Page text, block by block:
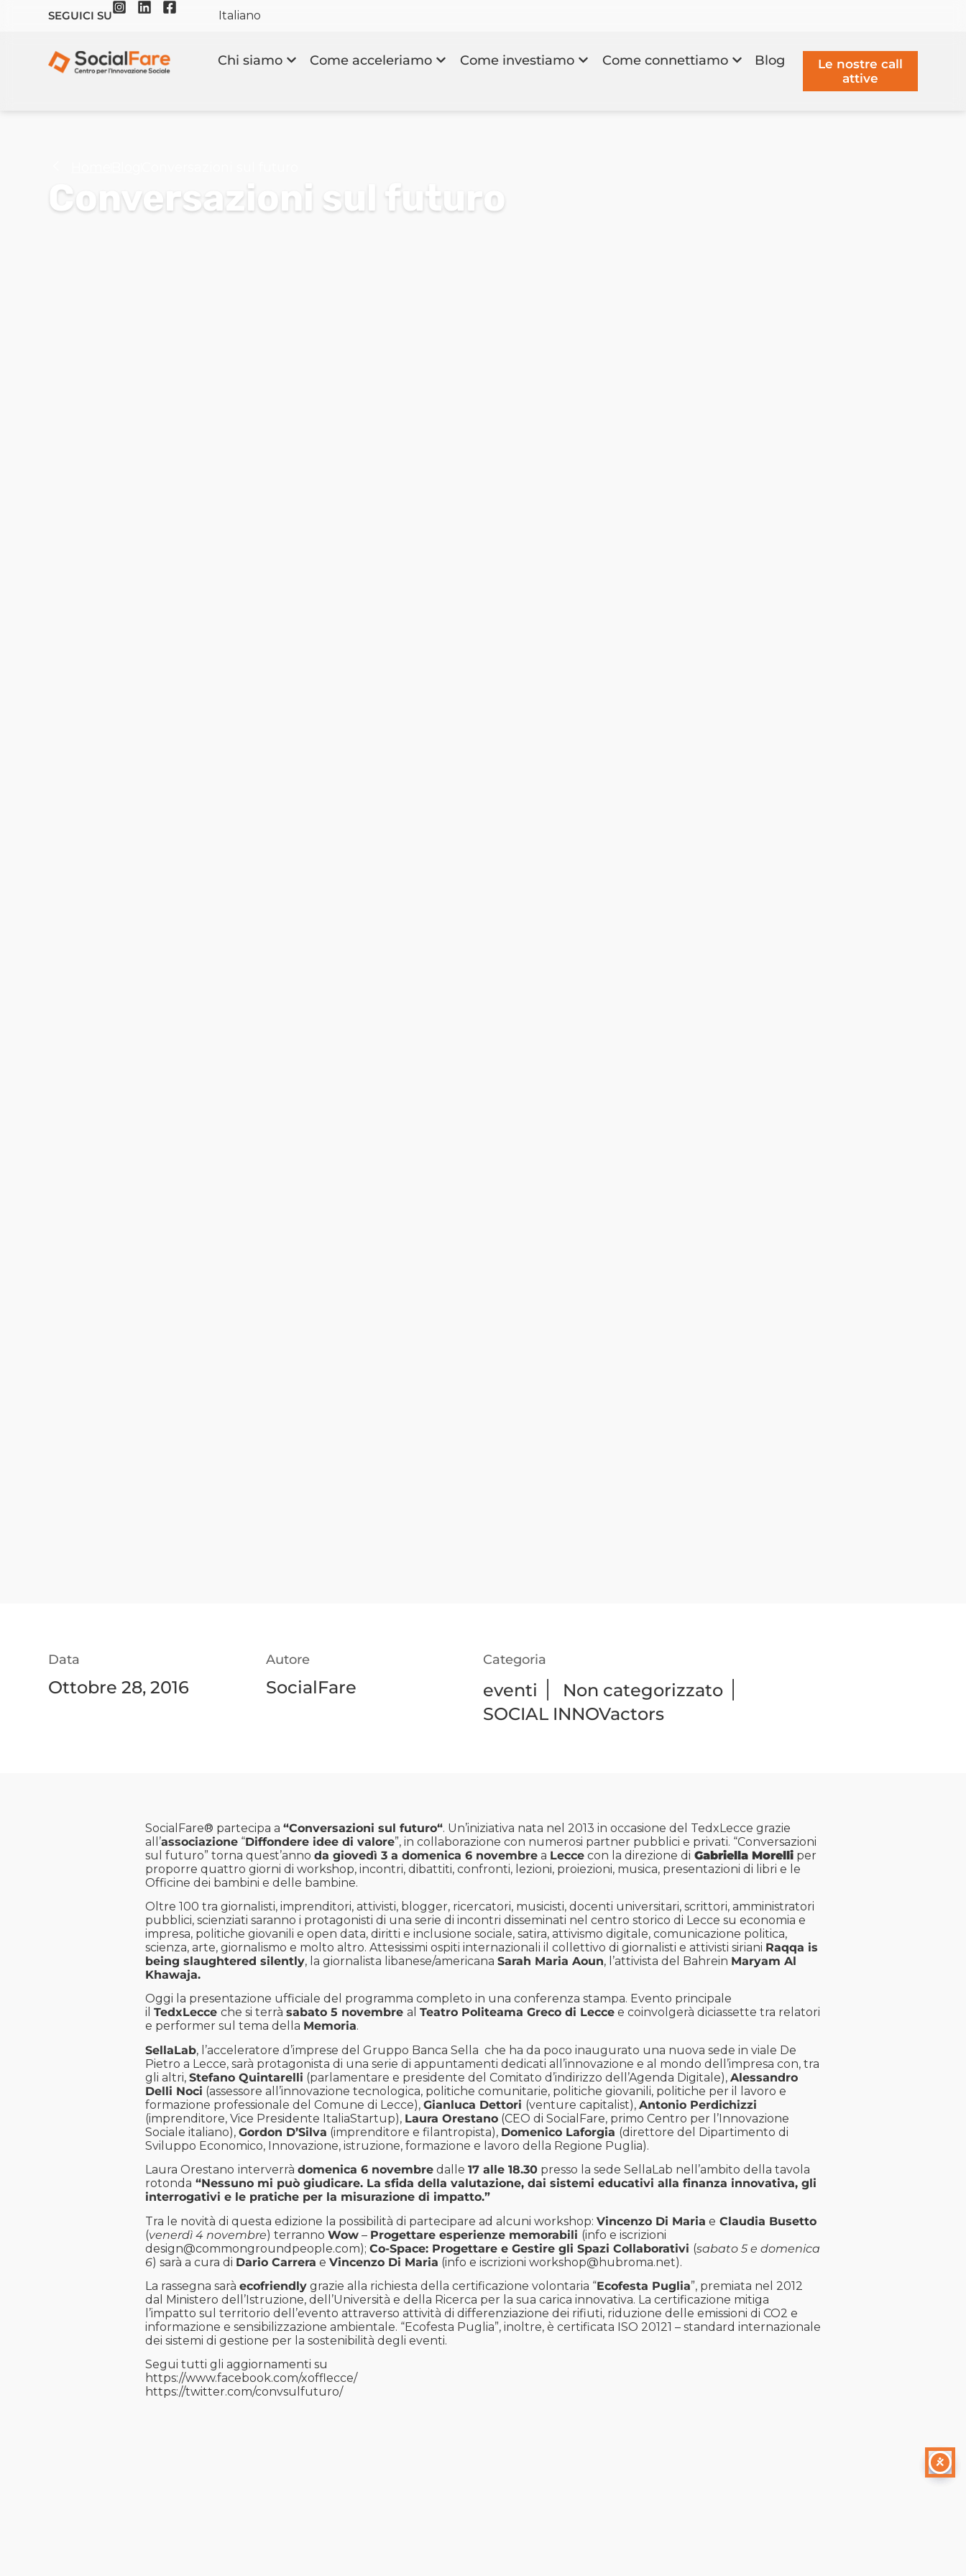
SEGUICI SU Italiano
Chi siamo Come acceleriamo Come investiamo Come connettiamo Blog
Le nostre call
attive
Conversazioni sul futuro
Data
Ottobre 28, 2016
Autore
SocialFare
Categoria
eventi Non categorizzato
SOCIAL INNOVactors
SocialFare® partecipa a “Conversazioni sul futuro“. Un’iniziativa nata nel 2013 in occasione del TedxLecce grazie
all’associazione“Diffondere idee di valore”, in collaborazione con numerosi partner pubblici e privati. “Conversazioni
sul futuro” torna quest’anno da giovedì 3 a domenica 6 novembrea Leccecon la direzione di Gabriella Morelliper
proporre quattro giorni di workshop, incontri, dibattiti, confronti, lezioni, proiezioni, musica, presentazioni di libri e le
Officine dei bambini e delle bambine.
Oltre 100 tra giornalisti, imprenditori, attivisti, blogger, ricercatori, musicisti, docenti universitari, scrittori, amministratori
pubblici, scienziati saranno i protagonisti di una serie di incontri disseminati nel centro storico di Lecce su economia e
impresa, politiche giovanili e open data, diritti e inclusione sociale, satira, attivismo digitale, comunicazione politica,
scienza, arte, giornalismo e molto altro. Attesissimi ospiti internazionali il collettivo di giornalisti e attivisti siriani Raqqa is
being slaughtered silently, la giornalista libanese/americana Sarah Maria Aoun, l’attivista del Bahrein Maryam Al
Khawaja.
Oggi la presentazione ufficiale del programma completo in una conferenza stampa. Evento principale
il TedxLecce che si terrà sabato 5 novembre al Teatro Politeama Greco di Leccee coinvolgerà diciassette tra relatori
e performer sul tema della Memoria.
SellaLab, l’acceleratore d’imprese del Gruppo Banca Sella che ha da poco inaugurato una nuova sede in viale De
Pietro a Lecce, sarà protagonista di una serie di appuntamenti dedicati all’innovazione e al mondo dell’impresa con, tra
gli altri, Stefano Quintarelli (parlamentare e presidente del Comitato d’indirizzo dell’Agenda Digitale), Alessandro
Delli Noci (assessore all’innovazione tecnologica, politiche comunitarie, politiche giovanili, politiche per il lavoro e
formazione professionale del Comune di Lecce), Gianluca Dettori (venture capitalist), Antonio Perdichizzi
(imprenditore, Vice Presidente ItaliaStartup), Laura Orestano(CEO di SocialFare, primo Centro per l’Innovazione
Sociale italiano), Gordon D’Silva (imprenditore e filantropista), Domenico Laforgia (direttore del Dipartimento di
Sviluppo Economico, Innovazione, istruzione, formazione e lavoro della Regione Puglia).
Laura Orestano interverrà domenica 6 novembredalle 17 alle 18.30presso la sede SellaLab nell’ambito della tavola
rotonda “Nessuno mi può giudicare. La sfida della valutazione, dai sistemi educativi alla finanza innovativa, gli
interrogativi e le pratiche per la misurazione di impatto.”
Tra le novità di questa edizione la possibilità di partecipare ad alcuni workshop: Vincenzo Di Maria e Claudia Busetto
(venerdì 4 novembre) terranno Wow– Progettare esperienze memorabili (info e iscrizioni
design@commongroundpeople.com); Co-Space: Progettare e Gestire gli Spazi Collaborativi (sabato 5 e domenica
6) sarà a cura di Dario Carrera e Vincenzo Di Maria (info e iscrizioni workshop@hubroma.net).
La rassegna sarà ecofriendlygrazie alla richiesta della certificazione volontaria “Ecofesta Puglia”, premiata nel 2012
dal Ministero dell’Istruzione, dell’Università e della Ricerca per la sua carica innovativa. La certificazione mitiga
l’impatto sul territorio dell’evento attraverso attività di differenziazione dei rifiuti, riduzione delle emissioni di CO2 e
informazione e sensibilizzazione ambientale. “Ecofesta Puglia”, inoltre, è certificata ISO 20121 – standard internazionale
dei sistemi di gestione per la sostenibilità degli eventi.
Segui tutti gli aggiornamenti su
https://www.facebook.com/xofflecce/
https://twitter.com/convsulfuturo/